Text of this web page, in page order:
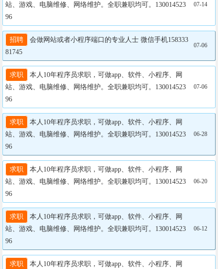
站、游戏、电脑维修、网络维护。全职兼职均可。130014523
96
07-14
招聘
会做网站或者小程序端口的专业人士 微信手机158333
81745
07-06
求职
本人10年程序员求职，可做app、软件、小程序、网
站、游戏、电脑维修、网络维护。全职兼职均可。130014523
96
07-06
求职
本人10年程序员求职，可做app、软件、小程序、网
站、游戏、电脑维修、网络维护。全职兼职均可。130014523
96
06-28
求职
本人10年程序员求职，可做app、软件、小程序、网
站、游戏、电脑维修、网络维护。全职兼职均可。130014523
96
06-20
求职
本人10年程序员求职，可做app、软件、小程序、网
站、游戏、电脑维修、网络维护。全职兼职均可。130014523
96
06-12
求职
本人10年程序员求职，可做app、软件、小程序、网